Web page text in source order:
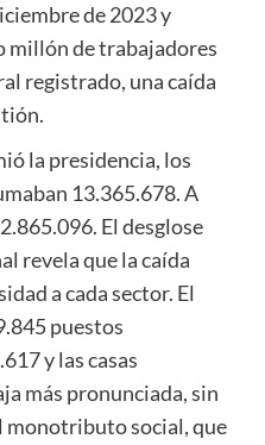
de 2023 y
millón de trabajadores
registrado, una caída
la presidencia, los
13.365.678. A
El desglose
revela que la caída
a cada sector. El
puestos
y las casas
más pronunciada, sin
monotributo social, que